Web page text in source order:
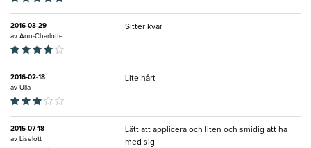
2016-03-29
av Ann-Charlotte
Sitter kvar
2016-02-18
av Ulla
Lite hårt
2015-07-18
av Liselott
Lätt att applicera och liten och smidig att ha
med sig